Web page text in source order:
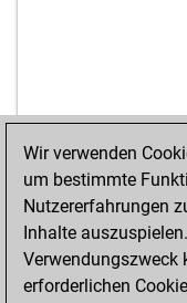
STARTSEITE
Wir verwenden
um bestimmte
Nutzererfahrungen
Inhalte
Verwendungszweck
erforderlichen